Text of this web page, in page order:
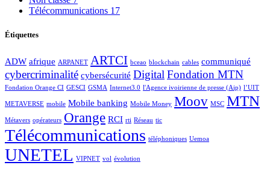
Télécommunications 17
Étiquettes
ADW afrique ARPANET ARTCI bceao blockchain cables communiqué
cybercriminalité cybersécurité Digital Fondation MTN
Fondation Orange CI GESCI GSMA Internet3.0 l'Agence ivoirienne de presse (Aip) l’UIT
METAVERSE mobile Mobile banking Mobile Money Moov MSC MTN
Métavers opérateurs Orange RCI rti Réseau tic
Télécommunications téléphoniques Uemoa
UNETEL VIPNET vol évolution